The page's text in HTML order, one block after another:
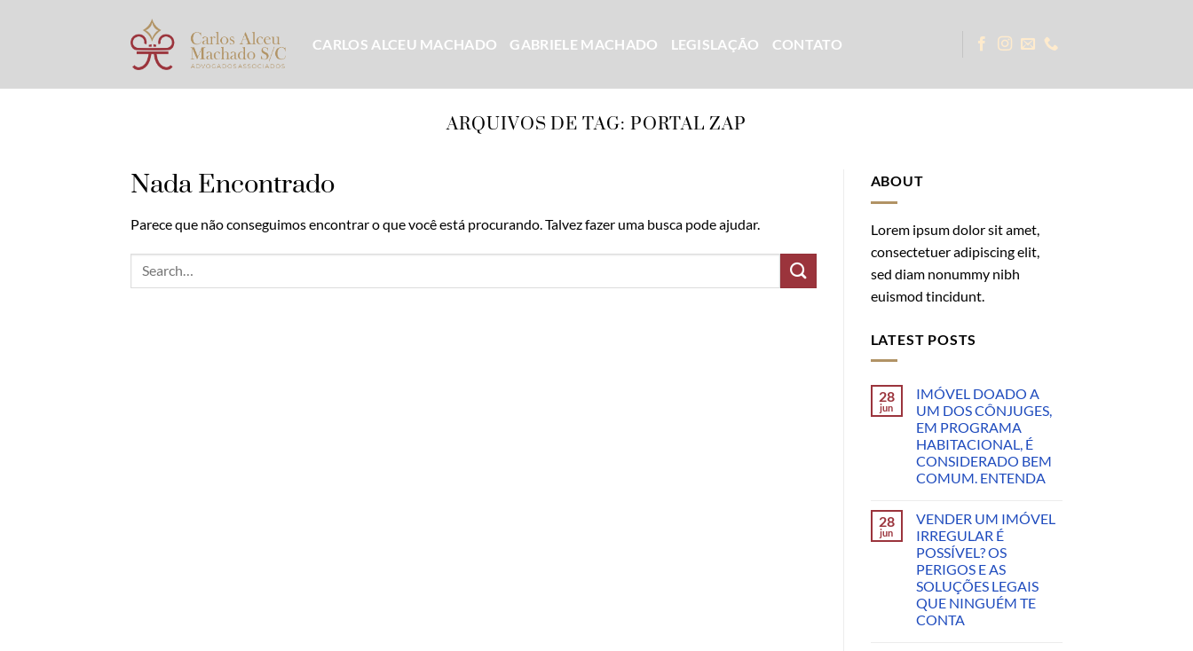
CARLOS ALCEU MACHADO GABRIELE MACHADO LEGISLAÇÃO CONTATO
ARQUIVOS DE TAG: PORTAL ZAP
Nada Encontrado
Parece que não conseguimos encontrar o que você está procurando. Talvez fazer uma busca pode ajudar.
ABOUT
Lorem ipsum dolor sit amet,
consectetuer adipiscing elit,
sed diam nonummy nibh
euismod tincidunt.
LATEST POSTS
28
jun
IMÓVEL DOADO A
UM DOS CÔNJUGES,
EM PROGRAMA
HABITACIONAL, É
CONSIDERADO BEM
COMUM. ENTENDA
28
jun
VENDER UM IMÓVEL
IRREGULAR É
POSSÍVEL? OS
PERIGOS E AS
SOLUÇÕES LEGAIS
QUE NINGUÉM TE
CONTA